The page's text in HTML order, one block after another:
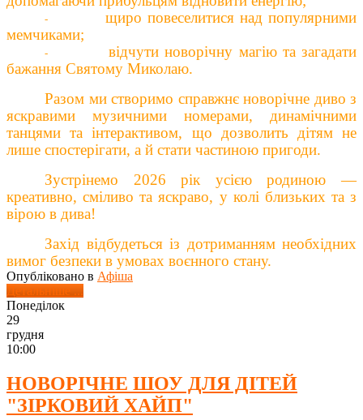
- щиро повеселитисянад популярними
мемчиками;
- відчути новорічну магіюта загадати
бажання Святому Миколаю.
Разом ми створимо справжнє новорічне диво з
яскравими музичними номерами, динамічними
танцями та інтерактивом, що дозволить дітям не
лише спостерігати, а й стати частиною пригоди.
Зустрінемо 2026 рік усією родиною —
креативно, сміливо та яскраво, у колі близьких та з
вірою в дива!
Захід відбудеться із дотриманням необхідних
вимог безпеки в умовах воєнного стану.
Опубліковано в Афіша
Детальніше ...
Понеділок
29
грудня
10:00
НОВОРІЧНЕ ШОУ ДЛЯ ДІТЕЙ
"ЗІРКОВИЙ ХАЙП"